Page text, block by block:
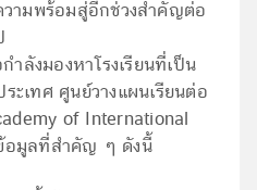
วามพร้อมสู่อีกช่วงสำคัญต่อ
ลังมองหาโรงเรียนที่เป็น
ะเทศ ศูนย์วางแผนเรียนต่อ
of International
อมูลที่สำคัญ ๆ ดังนี้